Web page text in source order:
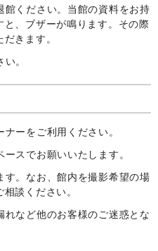
ください。当館の資料をお持
、ブザーが鳴ります。その際
きます。
。
ーをご利用ください。
スでお願いいたします。
す。なお、館内を撮影希望の場
談ください。
など他のお客様のご迷惑とな